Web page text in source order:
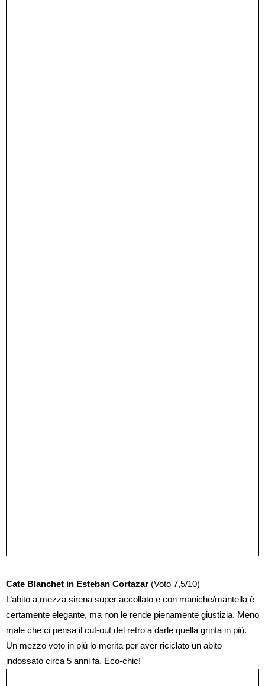
Cate Blanchet in Esteban Cortazar (Voto 7,5/10)
L’abito a mezza sirena super accollato e con maniche/mantella è
certamente elegante, ma non le rende pienamente giustizia. Meno
male che ci pensa il cut-out del retro a darle quella grinta in più.
Un mezzo voto in più lo merita per aver riciclato un abito
indossato circa 5 anni fa. Eco-chic!